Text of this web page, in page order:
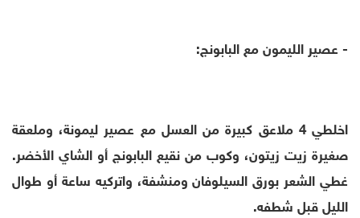
- عصير الليمون مع البابونج:
اخلطي 4 ملاعق كبيرة من العسل مع عصير ليمونة، وملعقة
صغيرة زيت زيتون، وكوب من نقيع البابونج أو الشاي الأخضر.
غطي الشعر بورق السيلوفان ومنشفة، واتركيه ساعة أو طوال
الليل قبل شطفه.